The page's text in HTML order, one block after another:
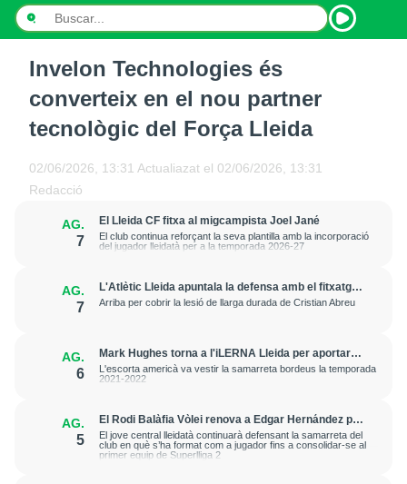
NOTÍCIES
ESPORTS
Invelon Technologies és
converteix en el nou partner
tecnològic del Força Lleida
02/06/2026, 13:31 Actualiazat el 02/06/2026, 13:31
Redacció
AG.
7
El Lleida CF fitxa al migcampista Joel Jané
El club continua reforçant la seva plantilla amb la incorporació
del jugador lleidatà per a la temporada 2026-27
AG.
7
L'Atlètic Lleida apuntala la defensa amb el fitxatge
del central Fer Romero
Arriba per cobrir la lesió de llarga durada de Cristian Abreu
AG.
6
Mark Hughes torna a l'iLERNA Lleida per aportar
amenaça exterior
L'escorta americà va vestir la samarreta bordeus la temporada
2021-2022
AG.
5
El Rodi Balàfia Vòlei renova a Edgar Hernández per
a la temporada 2026-2027
El jove central lleidatà continuarà defensant la samarreta del
club en què s’ha format com a jugador fins a consolidar-se al
primer equip de Superlliga 2